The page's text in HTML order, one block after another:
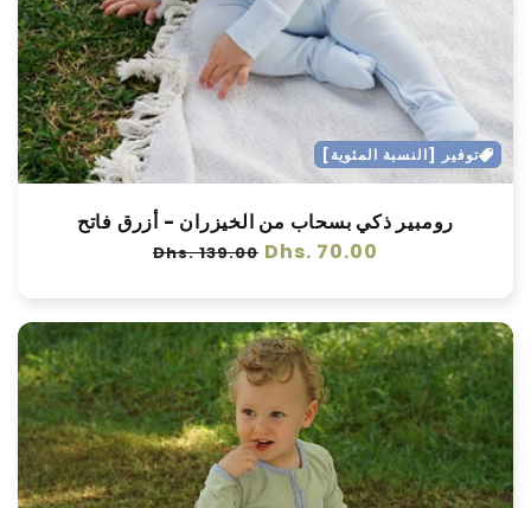
توفير [النسبة المئوية]
رومبير ذكي بسحاب من الخيزران - أزرق فاتح
سعر
Dhs. 70.00 سعر
Dhs. 139.00